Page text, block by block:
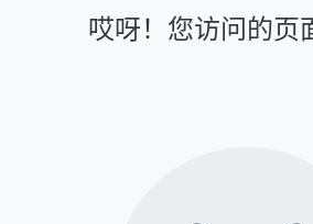
哎呀！您访问的页